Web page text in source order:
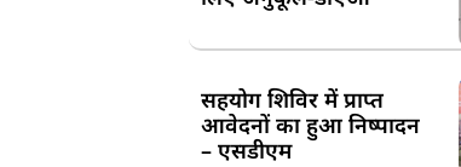
सहयोग शिविर में प्राप्त
आवेदनों का हुआ निष्पादन
– एसडीएम